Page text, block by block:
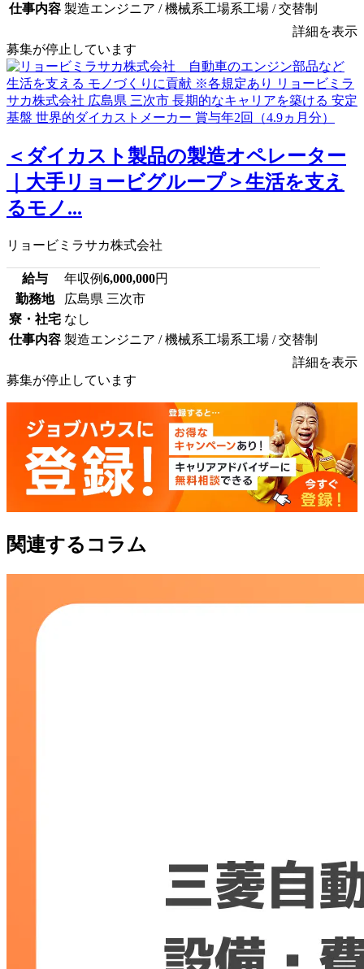
仕事内容 製造エンジニア / 機械系工場系工場 / 交替制
詳細を表示
募集が停止しています
＜ダイカスト製品の製造オペレーター
｜大手リョービグループ＞生活を支え
るモノ...
リョービミラサカ株式会社
給与 年収例6,000,000円
勤務地
広島県 三次市
寮・社宅 なし
仕事内容 製造エンジニア / 機械系工場系工場 / 交替制
詳細を表示
募集が停止しています
関連するコラム